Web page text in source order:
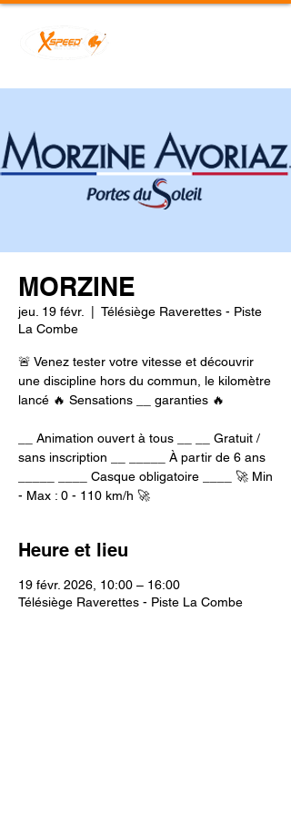
MORZINE
jeu. 19 févr.
Télésiège Raverettes - Piste
La Combe
🚨 Venez tester votre vitesse et découvrir
une discipline hors du commun, le kilomètre
lancé 🔥 Sensations __ garanties 🔥
__ Animation ouvert à tous __ __ Gratuit /
sans inscription __ _____ À partir de 6 ans
_____ ____ Casque obligatoire ____ 🚀 Min
- Max : 0 - 110 km/h 🚀
Heure et lieu
19 févr. 2026, 10:00 – 16:00
Télésiège Raverettes - Piste La Combe